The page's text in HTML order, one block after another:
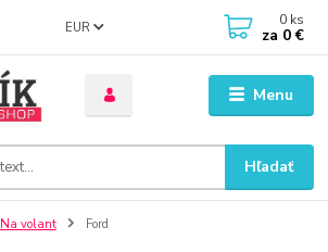
Menu
EUR
Hľadať
0 ks
za 0 €
Na volant Ford